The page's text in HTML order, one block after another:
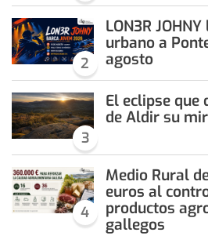
2
LON3R
urbano a
agosto
3
El eclipse que
de Aldir su
4
Medio Rural
euros al
productos
gallegos